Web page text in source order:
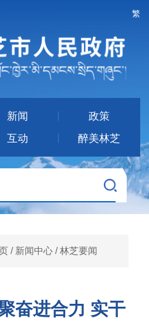
繁
新闻
政策
互动 醉美林芝
/ 新闻中心 /林芝要闻
奋进合力 实干